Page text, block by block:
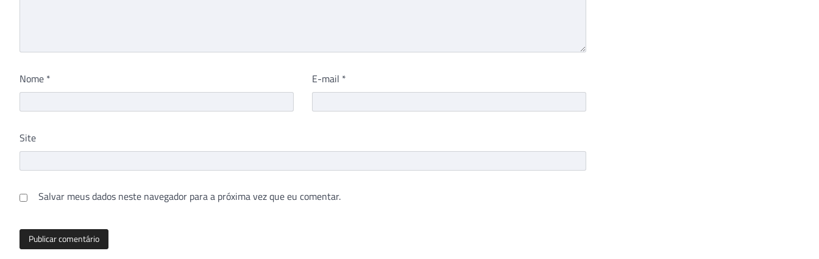
Nome * E-mail *
Site
Salvar meus dados neste navegador para a próxima vez que eu comentar.